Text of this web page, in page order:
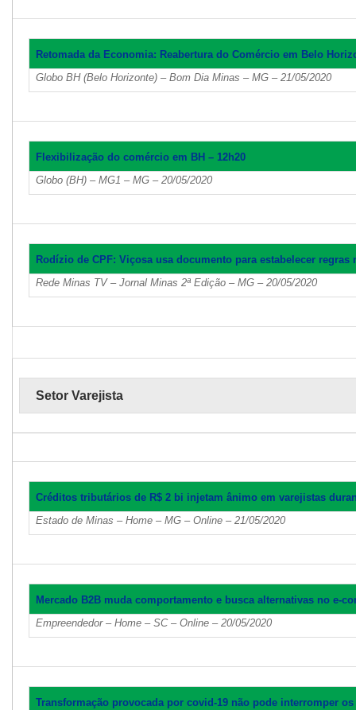
Retomada da Economia: Reabertura do Comércio em Belo
Globo BH (Belo Horizonte) – Bom Dia Minas – MG – 21/05/2020
Flexibilização do comércio em BH – 12h20
Globo (BH) – MG1 – MG – 20/05/2020
Rodízio de CPF: Viçosa usa documento para estabelecer regras
Rede Minas TV – Jornal Minas 2ª Edição – MG – 20/05/2020
Setor Varejista
Créditos tributários de R$ 2 bi injetam ânimo em varejistas
Estado de Minas – Home – MG – Online – 21/05/2020
Mercado B2B muda comportamento e busca alternativas no e-
Empreendedor – Home – SC – Online – 20/05/2020
Transformação provocada por covid-19 não pode interromper